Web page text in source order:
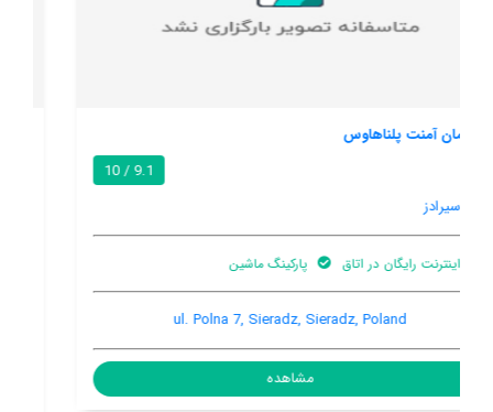
هرهاستل
تهویه کننده
اینترنت رایگان در
مشاهده